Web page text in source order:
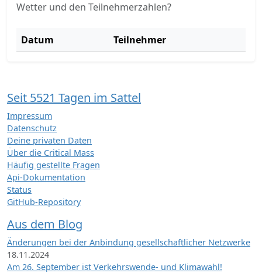
Wetter und den Teilnehmerzahlen?
Datum Teilnehmer
Seit 5521 Tagen im Sattel
Impressum
Datenschutz
Deine privaten Daten
Über die Critical Mass
Häufig gestellte Fragen
Api-Dokumentation
Status
GitHub-Repository
Aus dem Blog
Änderungen bei der Anbindung gesellschaftlicher Netzwerke
18.11.2024
Am 26. September ist Verkehrswende- und Klimawahl!